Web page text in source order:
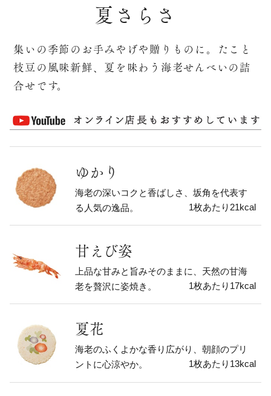
夏さらさ
集いの季節のお手みやげや贈りものに。
たこと
枝豆の風味新鮮、夏を味わう海老せんべいの詰
合せです。
ゆかり
海老の深いコクと香ばしさ、坂角を代表す
る人気の逸品。
1枚あたり21kcal
甘えび姿
上品な甘みと旨みそのままに、天然の甘海
老を贅沢に姿焼き。
1枚あたり17kcal
夏花
海老のふくよかな香り広がり、朝顔のプリ
ントに心涼やか。
1枚あたり13kcal